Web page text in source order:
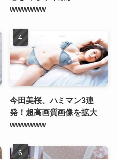
wwwwww
今田美桜、ハミマン3連
発！超高画質画像を拡大
wwwwww